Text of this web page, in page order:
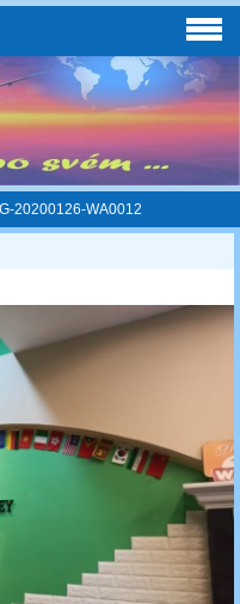
20200126-WA0012